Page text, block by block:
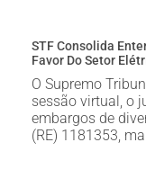
STF Consolida
Favor Do Setor
O Supremo
sessão virtual, o
embargos de
(RE) 1181353,